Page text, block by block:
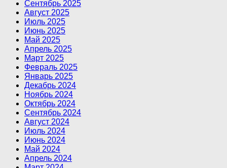
Сентябрь 2025
Август 2025
Июль 2025
Июнь 2025
Май 2025
Апрель 2025
Март 2025
Февраль 2025
Январь 2025
Декабрь 2024
Ноябрь 2024
Октябрь 2024
Сентябрь 2024
Август 2024
Июль 2024
Июнь 2024
Май 2024
Апрель 2024